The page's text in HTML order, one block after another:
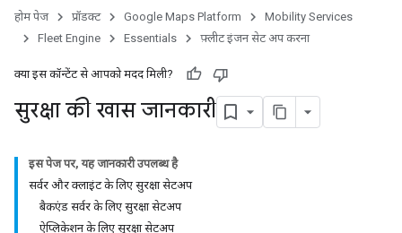
होम पेज प्रॉडक्ट Google Maps Platform
Mobility Services
Fleet Engine
Essentials फ़्लीट इंजन सेट अप करना
क्या इस कॉन्टेंट से आपको मदद मिली?
सुरक्षा की खास जानकारी
इस पेज पर, यह जानकारी उपलब्ध है
सर्वर और क्लाइंट के लिए सुरक्षा सेटअप
बैकएंड सर्वर के लिए सुरक्षा सेटअप
ऐप्लिकेशन के लिए सुरक्षा सेटअप